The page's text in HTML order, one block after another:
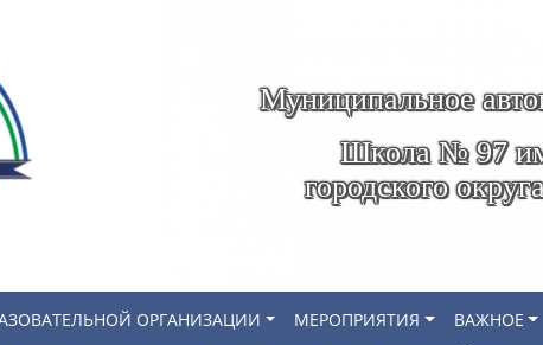
Муниципальное
Школа № 97
городского
ОРГАНИЗАЦИИ МЕРОПРИЯТИЯ ВАЖНОЕ